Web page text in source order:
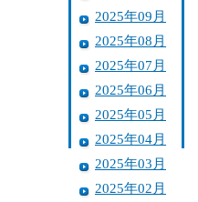
2025年09月
2025年08月
2025年07月
2025年06月
2025年05月
2025年04月
2025年03月
2025年02月